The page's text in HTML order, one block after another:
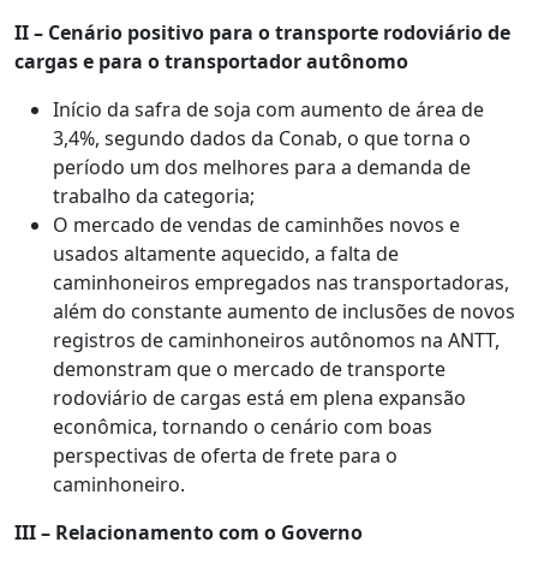
II – Cenário positivo para o transporte rodoviário de
cargas e para o transportador autônomo
Início da safra de soja com aumento de área de
3,4%, segundo dados da Conab, o que torna o
período um dos melhores para a demanda de
trabalho da categoria;
O mercado de vendas de caminhões novos e
usados altamente aquecido, a falta de
caminhoneiros empregados nas transportadoras,
além do constante aumento de inclusões de novos
registros de caminhoneiros autônomos na ANTT,
demonstram que o mercado de transporte
rodoviário de cargas está em plena expansão
econômica, tornando o cenário com boas
perspectivas de oferta de frete para o
caminhoneiro.
III – Relacionamento com o Governo